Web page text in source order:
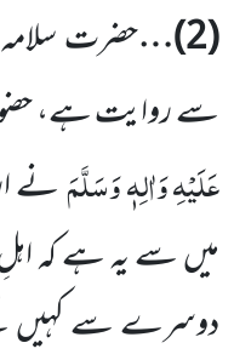
(
2
)…حضرت
سے روایت ہے،
عَلَیْہِ وَاٰلِہٖ وَسَلَّمَنے
میں سے یہ ہے کہ
دوسرے سے کہیں